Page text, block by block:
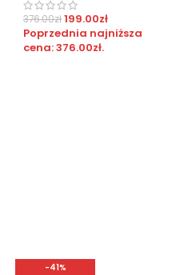
376.00zł199.00zł
Poprzednia najniższa
cena:376.00zł.
-41%